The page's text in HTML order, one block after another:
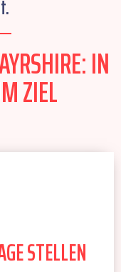
IN
ZIEL
STELLEN